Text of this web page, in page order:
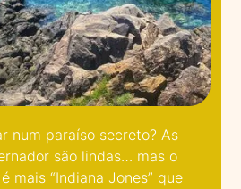
num paraíso secreto? As
são lindas… mas o
mais “Indiana Jones” que